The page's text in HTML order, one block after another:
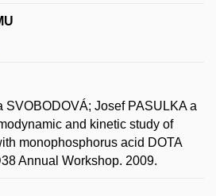
SVOBODOVÁ; Josef PASULKA a
and kinetic study of
monophosphorus acid DOTA
Annual Workshop. 2009.